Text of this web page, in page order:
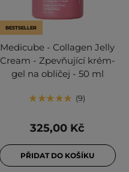
BESTSELLER
Medicube - Collagen Jelly
Cream - Zpevňující krém-
gel na obličej - 50 ml
9
325,00 Kč
PŘIDAT DO KOŠÍKU